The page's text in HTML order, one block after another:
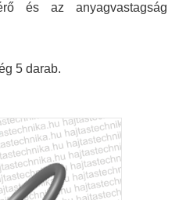
és az anyagvastagság
5 darab.